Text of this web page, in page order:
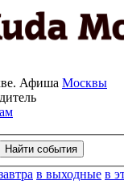
Афиша Москвы
в выходные в